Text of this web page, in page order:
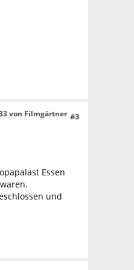
#3
von Filmgärtner
Essen
und